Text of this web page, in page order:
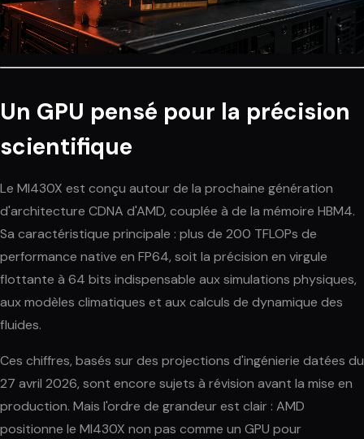
Un GPU pensé pour la précision
scientifique
Le MI430X est conçu autour de la prochaine génération
d'architecture CDNA d'AMD, couplée à de la mémoire HBM4.
Sa caractéristique principale : plus de 200 TFLOPs de
performance native en FP64, soit la précision en virgule
flottante à 64 bits indispensable aux simulations physiques,
aux modèles climatiques et aux calculs de dynamique des
fluides.
Ces chiffres, basés sur des projections d'ingénierie datées du
27 avril 2026, sont encore sujets à révision avant la mise en
production. Mais l'ordre de grandeur est clair : AMD
positionne le MI430X non pas comme un GPU pour